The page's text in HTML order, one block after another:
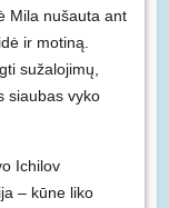
Mila nušauta ant
ir motiną.
sužalojimų,
siaubas vyko
Ichilov
– kūne liko